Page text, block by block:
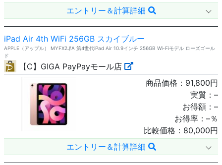
エントリー＆計算詳細
iPad Air 4th WiFi 256GB スカイブルー
APPLE（アップル） MYFX2J/A 第4世代iPad Air 10.9インチ 256GB Wi-Fiモデル ローズゴール
ド
【C】GIGA PayPayモール店
商品価格： 91,800円
実質： –
お得額： –
お得率： –％
比較価格： 80,000円
エントリー＆計算詳細